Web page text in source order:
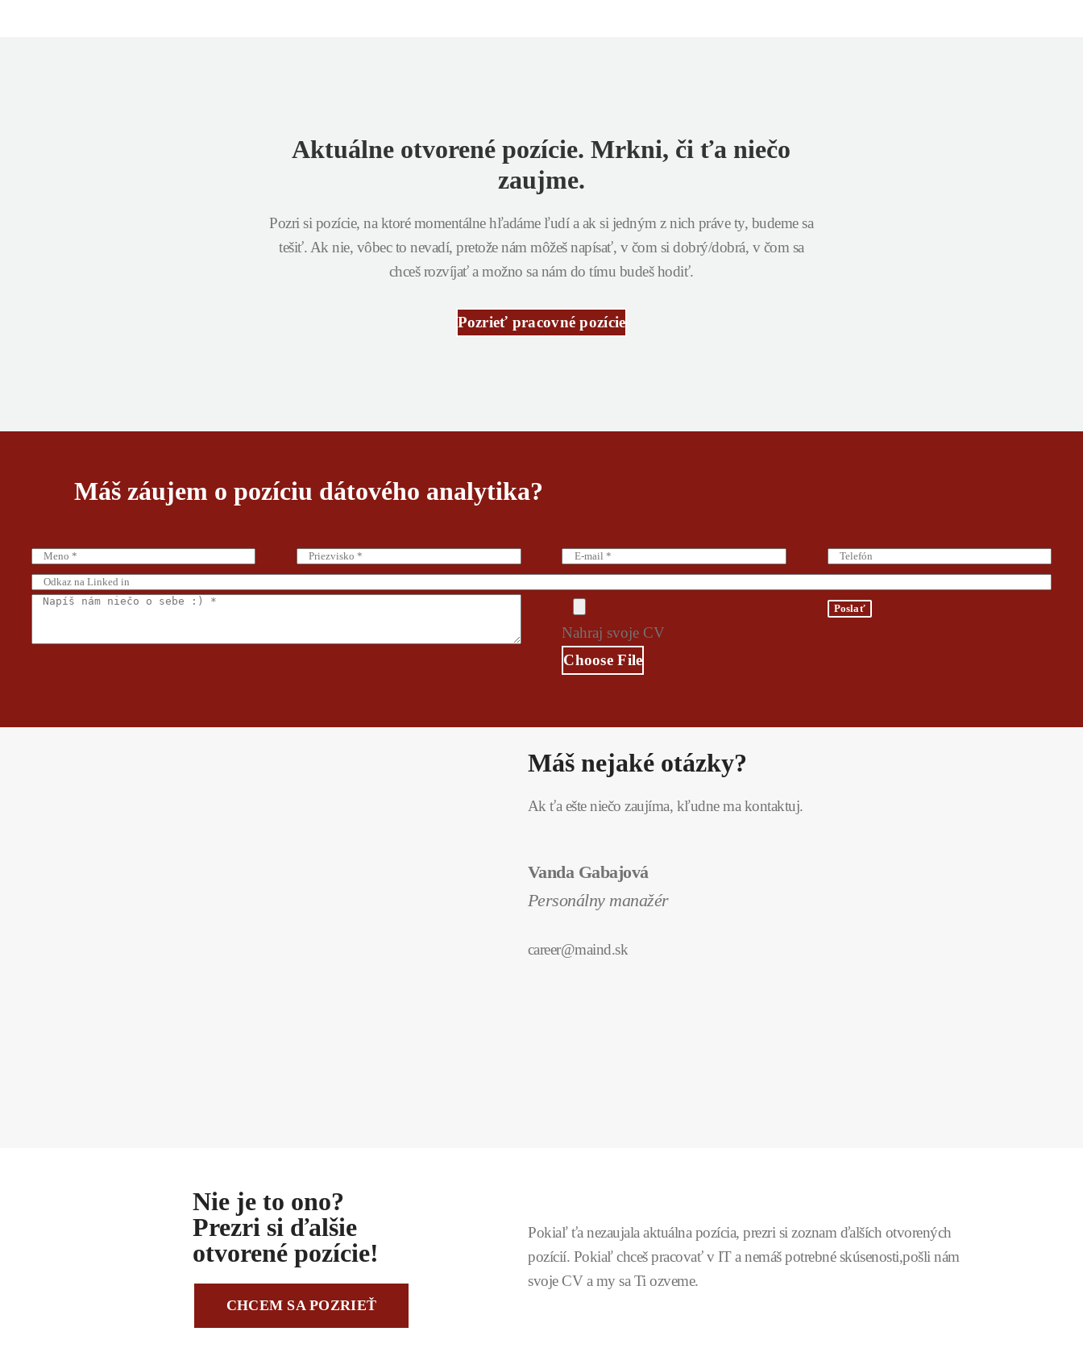
Aktuálne otvorené pozície.Mrkni, či ťa niečo
zaujme.
Pozri si pozície, na ktoré momentálne hľadáme ľudí a ak si jedným z nich práve ty, budeme sa
tešiť. Ak nie, vôbec to nevadí, pretože nám môžeš napísať, v čom si dobrý/dobrá, v čom sa
chceš rozvíjať a možno sa nám do tímu budeš hodiť.
Pozrieť pracovné pozície
Máš záujem o pozíciu dátového analytika?
Nahraj svoje CV
Choose File
Poslať
Máš nejaké otázky?
Ak ťa ešte niečo zaujíma, kľudne ma kontaktuj.
Vanda Gabajová
Personálny manažér
career@maind.sk
Nie je to ono?
Prezri si ďalšie
otvorené pozície!
CHCEM SA POZRIEŤ
Pokiaľ ťa nezaujala aktuálna pozícia, prezri si zoznam ďalších otvorených
pozícií. Pokiaľ chceš pracovať v IT a nemáš potrebné skúsenosti,pošli nám
svoje CV a my sa Ti ozveme.